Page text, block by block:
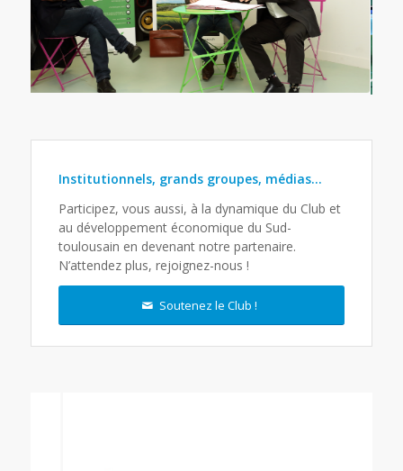
Institutionnels, grands groupes, médias…
Participez, vous aussi, à la dynamique du Club et
au développement économique du Sud-
toulousain en devenant notre partenaire.
N’attendez plus, rejoignez-nous !